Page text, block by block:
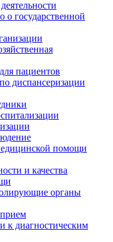
о государственной
пациентов
диспансеризации
помощи
и качества
органы
к диагностическим